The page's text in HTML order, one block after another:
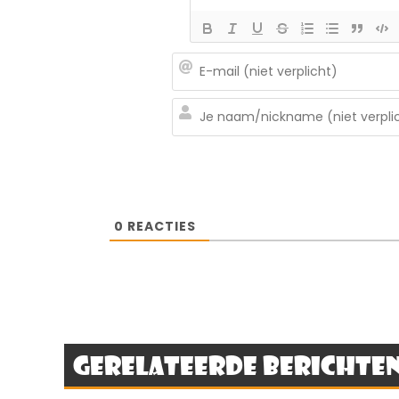
0 REACTIES
Gerelateerde